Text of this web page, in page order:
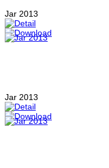
Jar 2013
Jar 2013